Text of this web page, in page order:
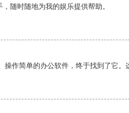
随时随地为我的娱乐提供帮助。
操作简单的办公软件，终于找到了它